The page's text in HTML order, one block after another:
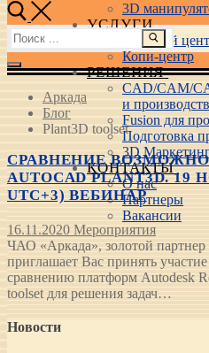
3D
УСЛУГИ
Учебный
Копи-центр
РЕШЕНИЯ
CAD/CAM/
и
Fusion для
Подготовка
3D
КОНТАКТЫ
О нас
Партнеры
Вакансии
Найти:
Аркада
Блог
Plant3D toolset
СРАВНЕНИЕ
AUTOCAD PLANT3D. 19
UTC+3) ВЕБИНАР
16.11.2020 Мероприятия
ЧАО «Аркада», золотой
приглашает Вас принять
сравнению платформ Autodesk
toolset для решения задач…
Новости